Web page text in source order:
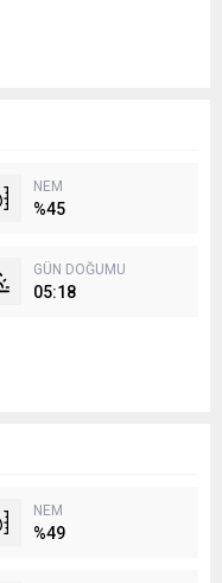
NEM
%45
GÜN DOĞUMU
05:18
NEM
%49